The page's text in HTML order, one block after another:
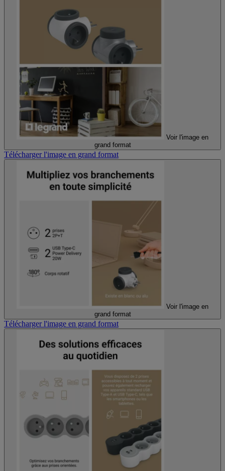
Voir l'image en
grand format
Télécharger l'image en grand format
Voir l'image en
grand format
Télécharger l'image en grand format